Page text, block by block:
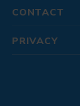
CONTACT
PRIVACY